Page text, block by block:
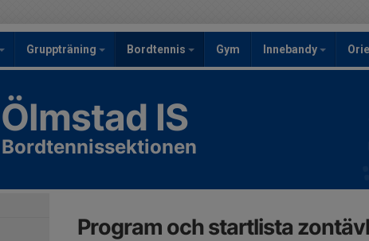
Gruppträning Bordtennis Gym Innebandy
Ölmstad IS
Bordtennissektionen
Program och startlista